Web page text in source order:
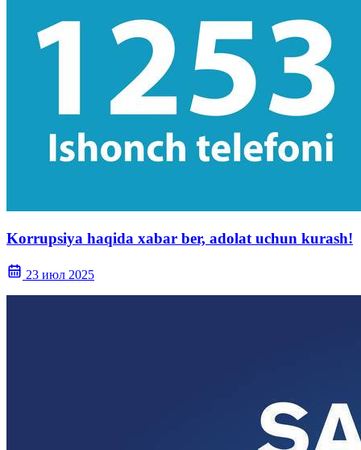
Korrupsiya haqida xabar ber, adolat uchun kurash!
23 июл 2025